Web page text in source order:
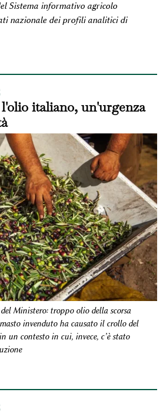
Sistema informativo agricolo
nazionale dei profili analitici di
italiano, un'urgenza
Ministero: troppo olio della scorsa
invenduto ha causato il crollo del
un contesto in cui, invece, c’è stato